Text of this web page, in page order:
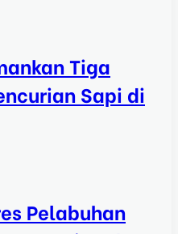
Tiga
Sapi di
Pelabuhan